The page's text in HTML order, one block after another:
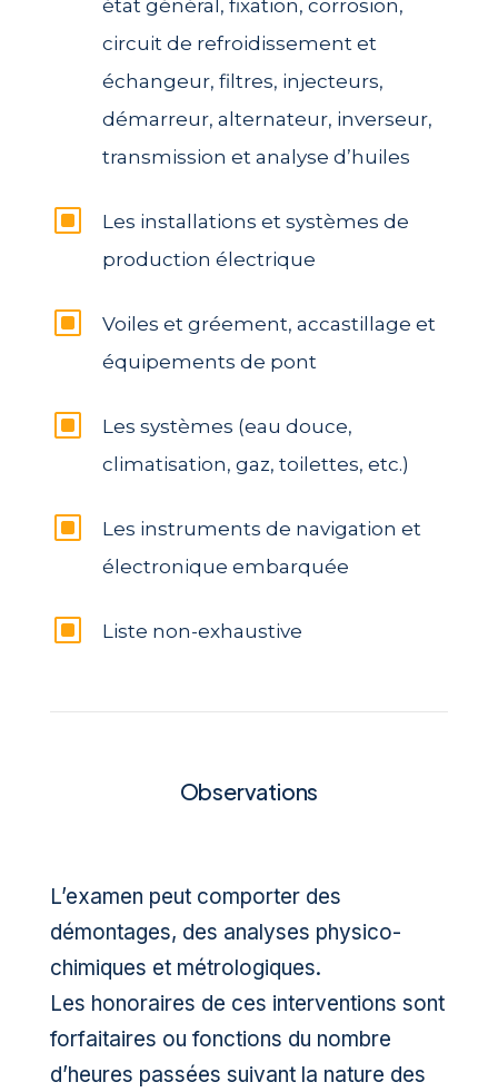
état général, fixation, corrosion,
circuit de refroidissement et
échangeur, filtres, injecteurs,
démarreur, alternateur, inverseur,
transmission et analyse d’huiles
W
Les installations et systèmes de
production électrique
W
Voiles et gréement, accastillage et
équipements de pont
W
Les systèmes (eau douce,
climatisation, gaz, toilettes, etc.)
W
Les instruments de navigation et
électronique embarquée
W Liste non-exhaustive
Observations
L’examen peut comporter des
démontages, des analyses physico-
chimiques et métrologiques.
Les honoraires de ces interventions sont
forfaitaires ou fonctions du nombre
d’heures passées suivant la nature des